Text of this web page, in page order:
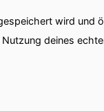
aushalten.
wird und
deines